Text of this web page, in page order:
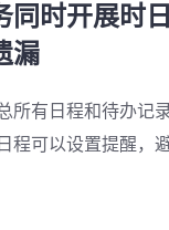
同时开展时
漏
所有日程和待办记
程可以设置提醒，